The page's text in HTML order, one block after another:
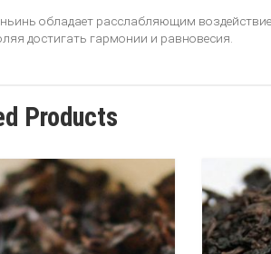
обладает расслабляющим
достигать гармонии и равновесия.
Products